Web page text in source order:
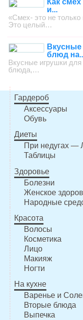
Как
и...
«Смех- это не только
Это целый…
блюд
Вкусные игрушки
блюда,…
Гардероб
Аксессуары
Обувь
Диеты
При недугах —
Таблицы
Здоровье
Болезни
Женское
Народные
Красота
Волосы
Косметика
Лицо
Макияж
Ногти
На кухне
Варенье и
Вторые блюда
Выпечка